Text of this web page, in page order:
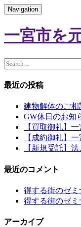
Navigation
一宮市を
最近の投稿
建物解体のご相
GW休日のお知
【買取御礼】
【成約御礼】
【新規受託】
最近のコメント
得する街のゼ
得する街のゼ
アーカイブ